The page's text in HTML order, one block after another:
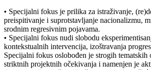
• Specijalni fokus je prilika za istraživanje,
preispitivanje i suprotstavljanje nacionalizmu,
srodnim regresivnim pojavama.
• Specijalni fokus nudi slobodu
kontekstualnih intervencija, izoštravanja
Specijalni fokus oslobođen je strogih tematskih
striktnih projektnih očekivanja i namenjen je